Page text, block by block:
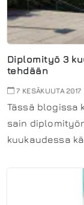
Diplomityö 3
tehdään
7 KESÄKUUTA 2017
Tässä blogissa
sain
kuukaudessa